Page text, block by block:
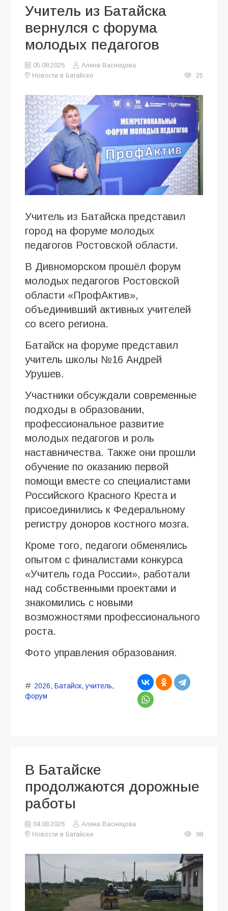
Учитель из Батайска
вернулся с форума
молодых педагогов
05.08.2026
Алена Васнецова
Новости в Батайске
25
Учитель из Батайска представил
город на форуме молодых
педагогов Ростовской области.
В Дивноморском прошёл форум
молодых педагогов Ростовской
области «ПрофАктив»,
объединивший активных учителей
со всего региона.
Батайск на форуме представил
учитель школы №16 Андрей
Урушев.
Участники обсуждали современные
подходы в образовании,
профессиональное развитие
молодых педагогов и роль
наставничества. Также они прошли
обучение по оказанию первой
помощи вместе со специалистами
Российского Красного Креста и
присоединились к Федеральному
регистру доноров костного мозга.
Кроме того, педагоги обменялись
опытом с финалистами конкурса
«Учитель года России», работали
над собственными проектами и
знакомились с новыми
возможностями профессионального
роста.
Фото управления образования.
2026, Батайск,учитель,
форум
В Батайске
продолжаются дорожные
работы
04.08.2026
Алена Васнецова
Новости в Батайске
98